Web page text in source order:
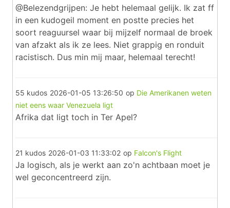
@Belezendgrijpen: Je hebt helemaal gelijk. Ik zat ff
in een kudogeil moment en postte precies het
soort reaguursel waar bij mijzelf normaal de broek
van afzakt als ik ze lees. Niet grappig en ronduit
racistisch. Dus min mij maar, helemaal terecht!
55 kudos 2026-01-05 13:26:50 op Die Amerikanen weten
niet eens waar Venezuela ligt
Afrika dat ligt toch in Ter Apel?
21 kudos 2026-01-03 11:33:02 op Falcon's Flight
Ja logisch, als je werkt aan zo'n achtbaan moet je
wel geconcentreerd zijn.